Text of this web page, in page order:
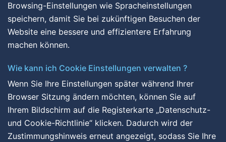
Browsing-Einstellungen wie Spracheinstellungen
speichern, damit Sie bei zukünftigen Besuchen der
Website eine bessere und effizientere Erfahrung
machen können.
Wie kann ich Cookie Einstellungen verwalten ?
Wenn Sie Ihre Einstellungen später während Ihrer
Browser Sitzung ändern möchten, können Sie auf
Ihrem Bildschirm auf die Registerkarte „Datenschutz-
und Cookie-Richtlinie“ klicken. Dadurch wird der
Zustimmungshinweis erneut angezeigt, sodass Sie Ihre